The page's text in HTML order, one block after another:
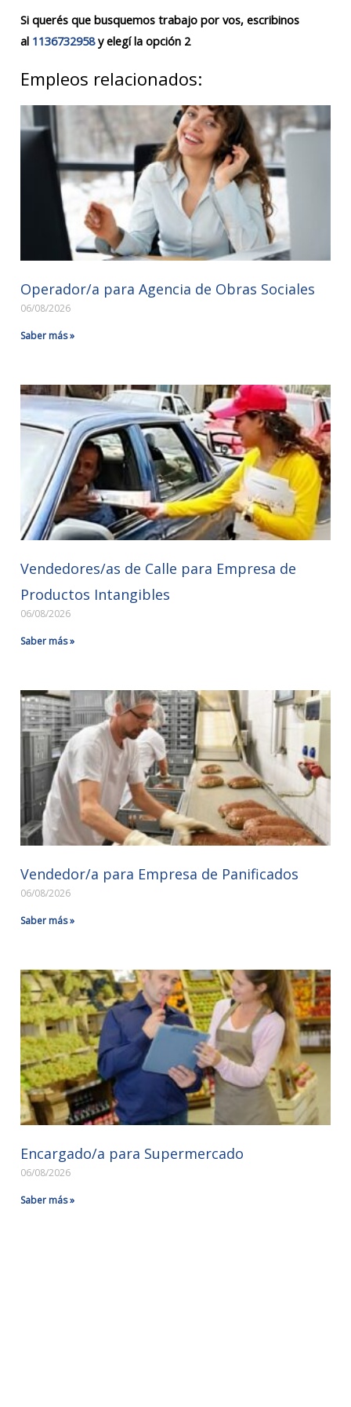
Si querés que busquemos trabajo por vos, escribinos
al 1136732958y elegí la opción 2
Empleos relacionados:
Operador/a para Agencia de Obras Sociales
06/08/2026
Saber más »
Vendedores/as de Calle para Empresa de
Productos Intangibles
06/08/2026
Saber más »
Vendedor/a para Empresa de Panificados
06/08/2026
Saber más »
Encargado/a para Supermercado
06/08/2026
Saber más »